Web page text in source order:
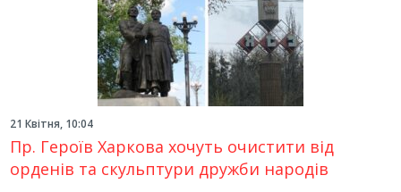
21 Квітня, 10:04
Пр. Героїв Харкова хочуть очистити від
орденів та скульптури дружби народів